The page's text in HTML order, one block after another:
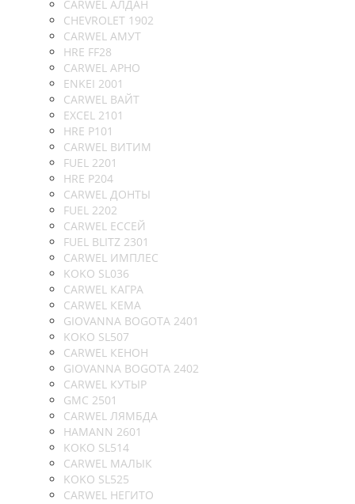
CARWEL АЛДАН
CHEVROLET 1902
CARWEL АМУТ
HRE FF28
CARWEL АРНО
ENKEI 2001
CARWEL ВАЙТ
EXCEL 2101
HRE P101
CARWEL ВИТИМ
FUEL 2201
HRE P204
CARWEL ДОНТЫ
FUEL 2202
CARWEL ЕССЕЙ
FUEL BLITZ 2301
CARWEL ИМПЛЕС
KOKO SL036
CARWEL КАГРА
CARWEL КЕМА
GIOVANNA BOGOTA 2401
KOKO SL507
CARWEL КЕНОН
GIOVANNA BOGOTA 2402
CARWEL КУТЫР
GMC 2501
CARWEL ЛЯМБДА
HAMANN 2601
KOKO SL514
CARWEL МАЛЫК
KOKO SL525
CARWEL НЕГИТО